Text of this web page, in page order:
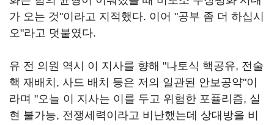
가 오는 것"이라고 지적했다. 이어 "공부 좀 더 하십시
오"라고 덧붙였다.
유 전 의원 역시 이 지사를 향해 "나토식 핵공유, 전술
핵 재배치, 사드 배치 등은 저의 일관된 안보공약"이
라며 "오늘 이 지사는 이를 두고 위험한 포퓰리즘, 실
현 불가능, 전쟁세력이라고 비난했는데 상대방을 비